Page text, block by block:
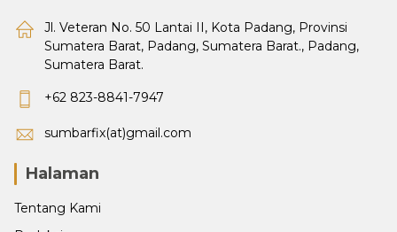
Jl. Veteran No. 50 Lantai II, Kota Padang, Provinsi
Sumatera Barat, Padang, Sumatera Barat., Padang,
Sumatera Barat.
+62 823-8841-7947
sumbarfix(at)gmail.com
Halaman
Tentang Kami